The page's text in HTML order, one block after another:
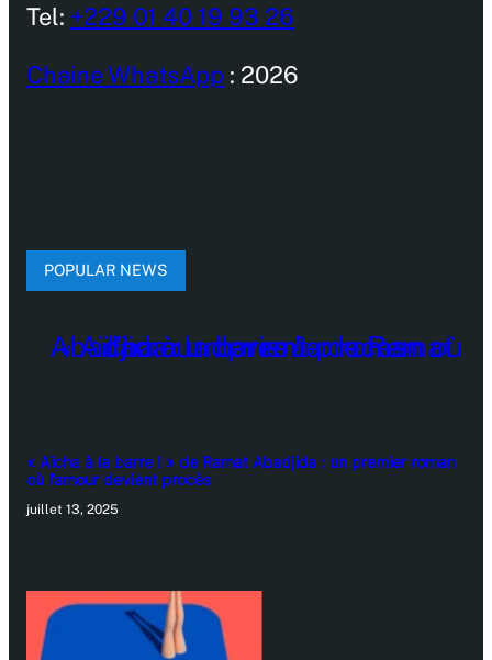
Tel: +229 01 40 19 93 26
Chaine WhatsApp : 2026
POPULAR NEWS
« Aïcha à la barre ! » de Ramat Abadjida : un premier roman
où l’amour devient procès
juillet 13, 2025